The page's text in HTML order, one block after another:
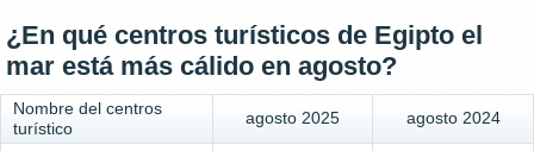
¿En qué centros turísticos de Egipto el
mar está más cálido en agosto?
Nombre del centros
turístico
agosto 2025 agosto 2024